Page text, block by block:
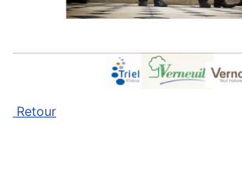
Retour